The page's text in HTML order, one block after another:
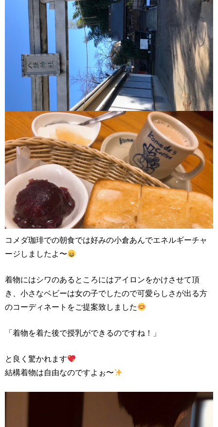
コメダ珈琲での朝食では好みの小倉あんでエネルギーチャ
ージしましたよ〜
着物にはシワのあるところにはアイロンをかけさせて頂
き、小さなベビーは女の子でしたので可愛らしさが出る方
のコーディネートをご提案致しました
「着物を着た後で授乳ができるのですね！」
と良く驚かれます
結構着物は自由なのですよぉ〜